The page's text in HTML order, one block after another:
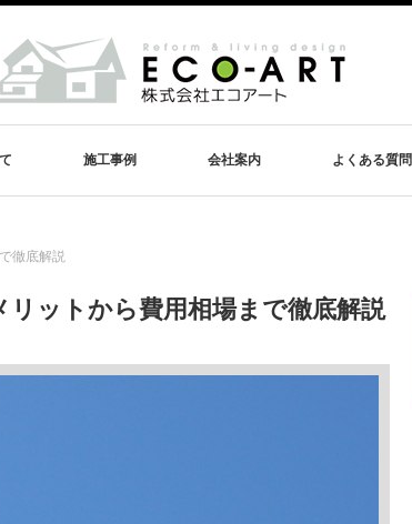
施工事例 会社案内 よくある質問
徹底解説
ットから費用相場まで徹底解説